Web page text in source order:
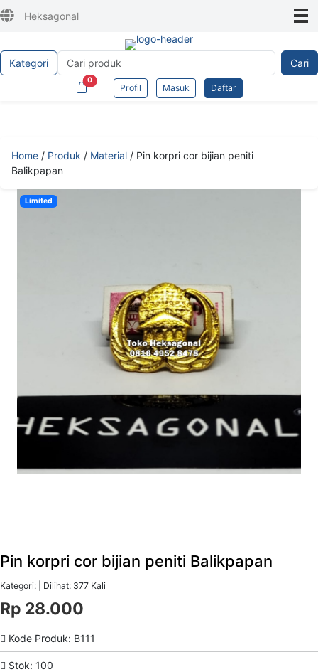
Heksagonal
Kategori Cari
0
Profil Masuk Daftar
Home / Produk / Material / Pin korpri cor bijian peniti
Balikpapan
Limited
Pin korpri cor bijian peniti Balikpapan
Kategori: | Dilihat: 377 Kali
Rp 28.000
Kode Produk: B111
Stok: 100